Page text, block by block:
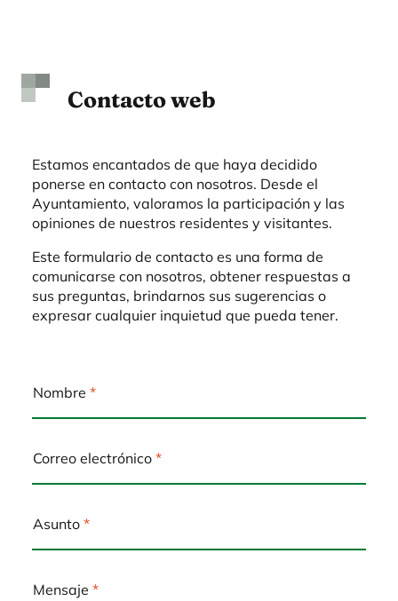
Contacto web
Estamos encantados de que haya decidido
ponerse en contacto con nosotros. Desde el
Ayuntamiento, valoramos la participación y las
opiniones de nuestros residentes y visitantes.
Este formulario de contacto es una forma de
comunicarse con nosotros, obtener respuestas a
sus preguntas, brindarnos sus sugerencias o
expresar cualquier inquietud que pueda tener.
Nombre
Correo electrónico
Asunto
Mensaje